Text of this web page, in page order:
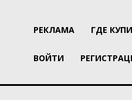
РЕКЛАМА ГДЕ
ВОЙТИ